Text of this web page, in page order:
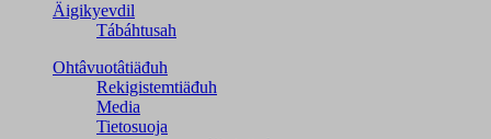
Äigikyevdil
Tábáhtusah
Ohtâvuotâtiäđuh
Rekigistemtiäđuh
Media
Tietosuoja